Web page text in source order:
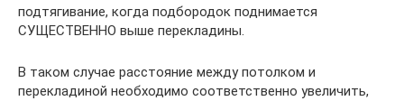
подтягивание, когда подбородок поднимается
СУЩЕСТВЕННО выше перекладины.
В таком случае расстояние между потолком и
перекладиной необходимо соответственно увеличить,